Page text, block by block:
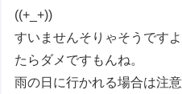
((+_+))
すいませんそりゃそうです
たらダメですもんね。
雨の日に行かれる場合は注意